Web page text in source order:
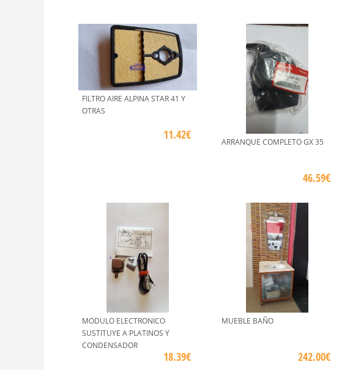
FILTRO AIRE ALPINA STAR 41 Y
OTRAS
11.42€
ARRANQUE COMPLETO GX 35
46.59€
MODULO ELECTRONICO
SUSTITUYE A PLATINOS Y
CONDENSADOR
18.39€
MUEBLE BAÑO
242.00€